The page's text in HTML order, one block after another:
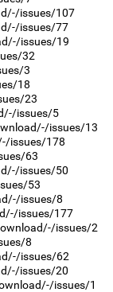
issues/107
issues/77
issues/19
32
3
18
23
issues/5
issues/13
issues/178
63
issues/50
53
issues/8
issues/177
issues/2
8
issues/62
issues/20
issues/1